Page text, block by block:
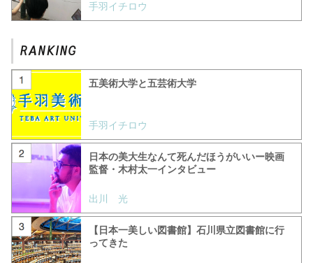
手羽イチロウ
五美術大学と五芸術大学
手羽イチロウ
日本の美大生なんて死んだほうがいいー映画
監督・木村太一インタビュー
出川 光
【日本一美しい図書館】石川県立図書館に行
ってきた